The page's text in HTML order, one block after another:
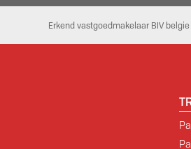
Erkend vastgoedmakelaar BIV belgie